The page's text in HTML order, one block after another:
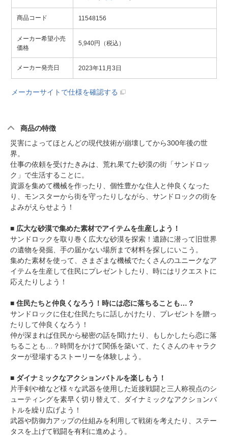
商品コード 11548156
メーカー希望小売
価格
5,940円（税込）
メーカー発売日 2023年11月3日
メーカーサイトで仕様を確認する
商品の特徴
災害によってほとんどの現代技術が崩壊してから300年後の世
界。
仕事の依頼を受けたきみは、荒れ果てた砂漠の街「サンドロッ
ク」で生活することに。
資源を集めて機械を作ったり、個性豊かな住人と仲良くなった
り、モンスターから街を守ったりしながら、サンドロックの街を
よみがえらせよう！
■ 広大な砂漠で集めた素材でアイテムを生産しよう！
サンドロックを取り巻く広大な砂漠を探索！遺跡に潜って旧世界
の遺物を発掘、手の届かない場所まで材料を探しにいこう。
集めた素材を使って、さまざまな機械でたくさんのユニークなア
イテムを生産して住民にプレゼントしたり、時にはリクエストに
応えたりしよう！
■ 住民たちと仲良くなろう！時には恋に落ちることも…？
サンドロックに住む住民たちに話しかけたり、プレゼントを贈っ
たりして仲良くなろう！
仲が深まれば住民から秘密の話を聞けたり、もしかしたら恋に落
ちることも…？時間をかけて関係を築いて、たくさんのキャラク
ターが登場するストーリーを体験しよう。
■ ダイナミックなアクションバトルを楽しもう！
片手剣や槍など様々な武器を使用した近接戦闘と三人称視点のシ
ューティングを素早く切り替えて、ダイナミックなアクションバ
トルを繰り広げよう！
武器や防御力アップの仕組みを利用して戦術を考えたり、ステー
タスを上げて戦闘を有利に進めよう。